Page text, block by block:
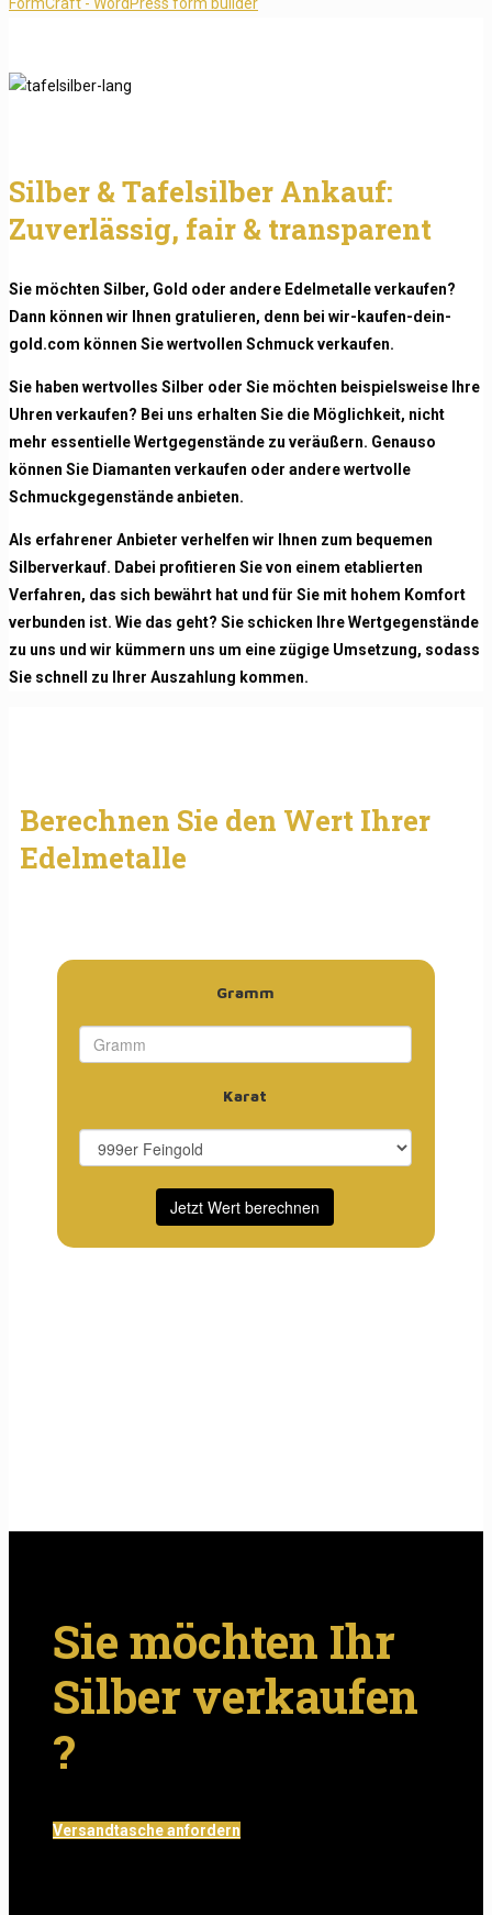
Silber & Tafelsilber Ankauf:
Zuverlässig, fair & transparent
Sie möchten Silber, Gold oder andere Edelmetalle verkaufen?
Dann können wir Ihnen gratulieren, denn bei wir-kaufen-dein-
gold.com können Sie wertvollen Schmuck verkaufen.
Sie haben wertvolles Silber oder Sie möchten beispielsweise Ihre
Uhren verkaufen? Bei uns erhalten Sie die Möglichkeit, nicht
mehr essentielle Wertgegenstände zu veräußern. Genauso
können Sie Diamanten verkaufen oder andere wertvolle
Schmuckgegenstände anbieten.
Als erfahrener Anbieter verhelfen wir Ihnen zum bequemen
Silberverkauf. Dabei profitieren Sie von einem etablierten
Verfahren, das sich bewährt hat und für Sie mit hohem Komfort
verbunden ist. Wie das geht? Sie schicken Ihre Wertgegenstände
zu uns und wir kümmern uns um eine zügige Umsetzung, sodass
Sie schnell zu Ihrer Auszahlung kommen.
Berechnen Sie den Wert Ihrer
Edelmetalle
Sie möchten Ihr
Silber verkaufen
?
Versandtasche anfordern